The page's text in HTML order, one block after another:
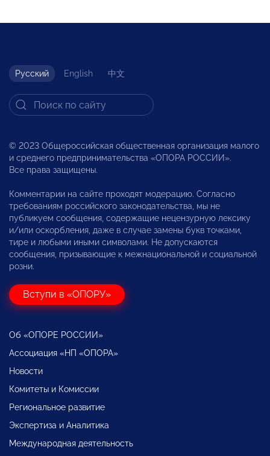
Русский English 中文
© 2023 Общероссийская общественная организация малого
и среднего предпринимательства «ОПОРА РОССИИ».
Все права защищены.
Комментарии на сайте проходят модерацию. Согласно
требованиям российского законодательства, мы не
публикуем сообщения, содержащие нецензурную лексику
и/или оскорбления, даже в случае замены букв точками,
тире и любыми иными символами. Не допускаются
сообщения, призывающие к межнациональной и социальной
розни.
Вступи в «ОПОРУ»
Об «ОПОРЕ РОССИИ»
Ассоциация «НП «ОПОРА»
Новости
Комитеты и Комиссии
Региональное развитие
Экспертиза и Аналитика
Международная деятельность